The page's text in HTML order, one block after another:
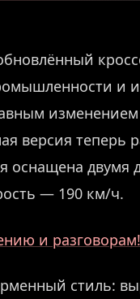
и
версия теперь
двумя
— 190 км/ч.
и разговорам!
стиль: